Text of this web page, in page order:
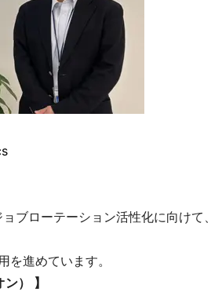
ブローテーション活性化に向けて、
進めています。
）
】